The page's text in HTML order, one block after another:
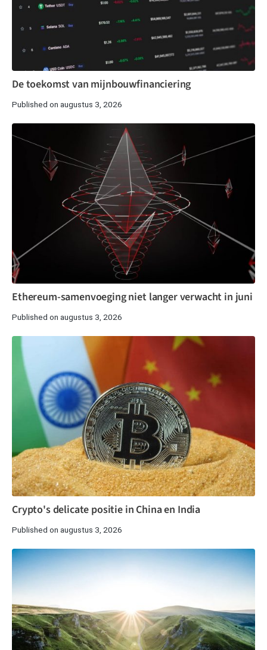
De toekomst van mijnbouwfinanciering
Published on augustus 3, 2026
Ethereum-samenvoeging niet langer verwacht in juni
Published on augustus 3, 2026
Crypto's delicate positie in China en India
Published on augustus 3, 2026